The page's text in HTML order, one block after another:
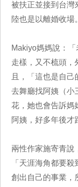
被扶正並接到台灣
陸也是以離婚收場。
Makiyo媽媽說：
走樣，又不梳頭，
且，「這也是自
去舞廳找阿姨（小
花，她也會告訴媽
阿姨，好多年後才
兩性作家施寄青說
「天涯海角都要
創出自己的事業，